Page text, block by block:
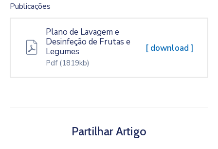
Publicações
Plano de Lavagem e
Desinfeção de Frutas e
Legumes
Pdf (1819kb)
[ download ]
Partilhar Artigo